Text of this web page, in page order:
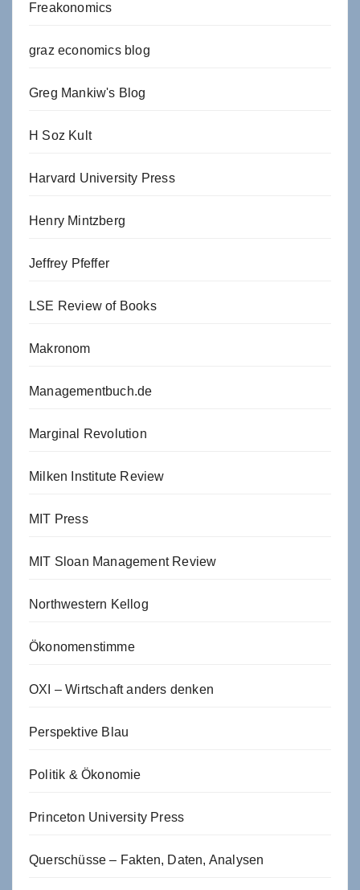
Freakonomics
graz economics blog
Greg Mankiw's Blog
H Soz Kult
Harvard University Press
Henry Mintzberg
Jeffrey Pfeffer
LSE Review of Books
Makronom
Managementbuch.de
Marginal Revolution
Milken Institute Review
MIT Press
MIT Sloan Management Review
Northwestern Kellog
Ökonomenstimme
OXI – Wirtschaft anders denken
Perspektive Blau
Politik & Ökonomie
Princeton University Press
Querschüsse – Fakten, Daten, Analysen